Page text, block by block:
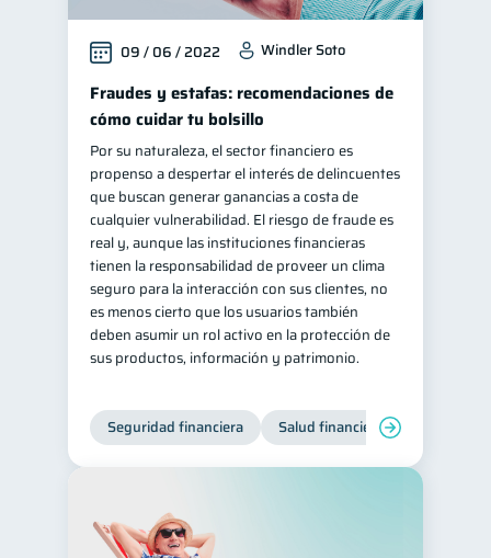
Seguridad financiera 13
Productos financieros 11
Organización Financiera 10
Deudas 10
Entidad financiera 8
Préstamos 8 Consejos 6
Tarjeta de crédito
Historial crediticio 6
Ciberseguridad
Derechos & Deberes 4
Superintendencia de Bancos
Vacaciones
Criptomonedas
Inversiones
Cuenta Inactiva
09 / 06 / 2022 Windler Soto
Fraudes y estafas: recomendaciones de
cómo cuidar tu bolsillo
Por su naturaleza, el sector financiero es
propenso a despertar el interés de delincuentes
que buscan generar ganancias a costa de
cualquier vulnerabilidad. El riesgo de fraude es
real y, aunque las instituciones financieras
tienen la responsabilidad de proveer un clima
seguro para la interacción con sus clientes, no
es menos cierto que los usuarios también
deben asumir un rol activo en la protección de
sus productos, información y patrimonio.
Seguridad financiera Salud financiera